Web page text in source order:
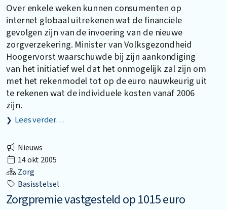
Over enkele weken kunnen consumenten op
internet globaal uitrekenen wat de financiële
gevolgen zijn van de invoering van de nieuwe
zorgverzekering. Minister van Volksgezondheid
Hoogervorst waarschuwde bij zijn aankondiging
van het initiatief wel dat het onmogelijk zal zijn om
met het rekenmodel tot op de euro nauwkeurig uit
te rekenen wat de individuele kosten vanaf 2006
zijn.
Lees verder…
Nieuws
14 okt 2005
Zorg
Basisstelsel
Zorgpremie vastgesteld op 1015 euro